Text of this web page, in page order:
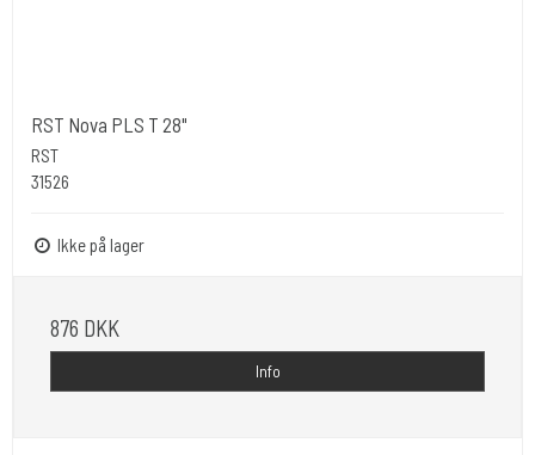
RST Nova PLS T 28"
RST
31526
Ikke på lager
876 DKK
Info